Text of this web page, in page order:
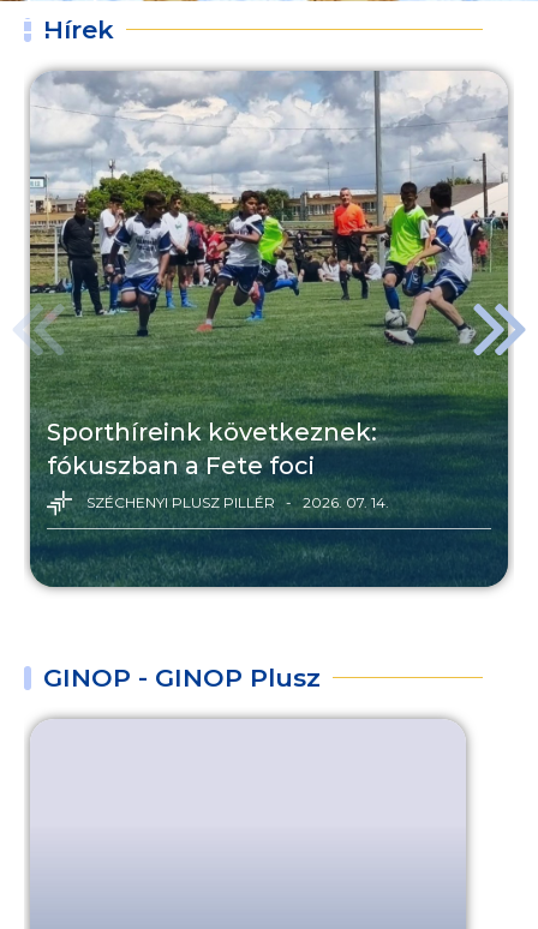
2026. 08. 05.
2026. 08. 03.
2026. 07. 31.
2026. 07. 29.
2026. 07. 27.
Hírek
Sporthíreink következnek:
fókuszban a Fete foci
SZÉCHENYI PLUSZ PILLÉR 2026. 07. 14.
GINOP - GINOP Plusz